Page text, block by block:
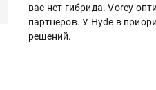
вас нет гибрида. Vorey
партнеров. У Hyde в
решений.